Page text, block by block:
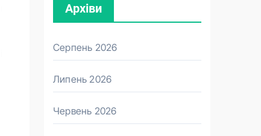
Архіви
Серпень 2026
Липень 2026
Червень 2026